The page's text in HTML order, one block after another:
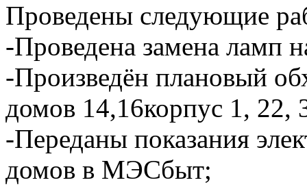
Проведены следующие
-Проведена замена ламп
-Произведён плановый
домов 14,16корпус 1, 22,
-Переданы показания
домов в МЭСбыт;